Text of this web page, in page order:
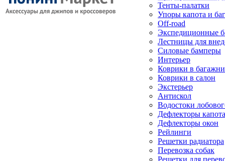
Тенты-палатки
Упоры капота и
Off-road
Экспедиционные
Лестницы для
Силовые бамперы
Интерьер
Коврики в
Коврики в салон
Экстерьер
Антискол
Водостоки
Дефлекторы капота
Дефлекторы окон
Рейлинги
Решетки радиатора
Перевозка собак
Решетки для